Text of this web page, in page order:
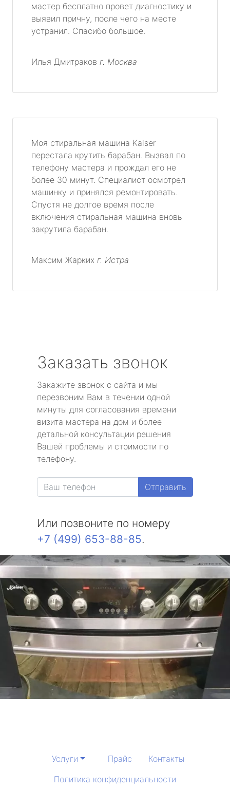
мастер бесплатно провет диагностику и
выявил причну, после чего на месте
устранил. Спасибо большое.
Илья Дмитраков г. Москва
Моя стиральная машина Kaiser
перестала крутить барабан. Вызвал по
телефону мастера и прождал его не
более 30 минут. Специалист осмотрел
машинку и принялся ремонтировать.
Спустя не долгое время после
включения стиральная машина вновь
закрутила барабан.
Максим Жарких г. Истра
Заказать звонок
Закажите звонок с сайта и мы
перезвоним Вам в течении одной
минуты для согласования времени
визита мастера на дом и более
детальной консультации решения
Вашей проблемы и стоимости по
телефону.
Отправить
Или позвоните по номеру
+7 (499) 653-88-85.
Услуги Прайс
Контакты
Политика конфиденциальности